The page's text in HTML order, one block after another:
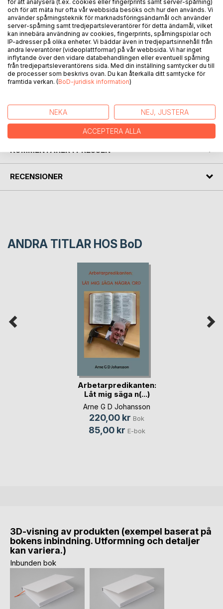
Livet är på många sätt som en labyrint.
Det finns alltid alternativa vägar att välja, men vilken är den
rätta? Vilken väg är det som för framåt? Att hitta genom
livets olika faser är att välja ett av de alternativ som erbjuds
och se hur långt det leder. Även en återvändsgränd kan
kanske tillföra något till den helhet som bildas när man tittar
i backspegeln.
Den här boken vill berätta om livets olika vägval och
FÖRFATTARE
KOMMENTARER I PRESSEN
RECENSIONER
ANDRA TITLAR HOS BoD
Arbetarpredikanten:
Låt mig säga n(...)
Arne G D Johansson
220,00 kr Bok
85,00 kr E-bok
3D-visning av produkten (exempel baserat på
bokens inbindning. Utformning och detaljer
kan variera.)
Inbunden bok
och för att mäta hur ofta vår webbsida besöks och hur den används. Vi
använder spårningsteknik för marknadsföringsändamål och använder
server-spårning samt tredjepartsleverantörer för detta ändamål, vilket
kan innebära användning av cookies, fingerprints, spårningspixlar och
IP-adresser på olika enheter. Vi bäddar även in tredjepartsinnehåll från
andra leverantörer (videoplattformar) på vår webbsida. Vi har inget
inflytande över den vidare databehandlingen eller eventuell spårning
från tredjepartsleverantörens sida. Med din inställning samtycker du till
de processer som beskrivs ovan. Du kan återkalla ditt samtycke för
framtida verkan. (BoD-juridisk information)
NEKA NEJ, JUSTERA
ACCEPTERA ALLA